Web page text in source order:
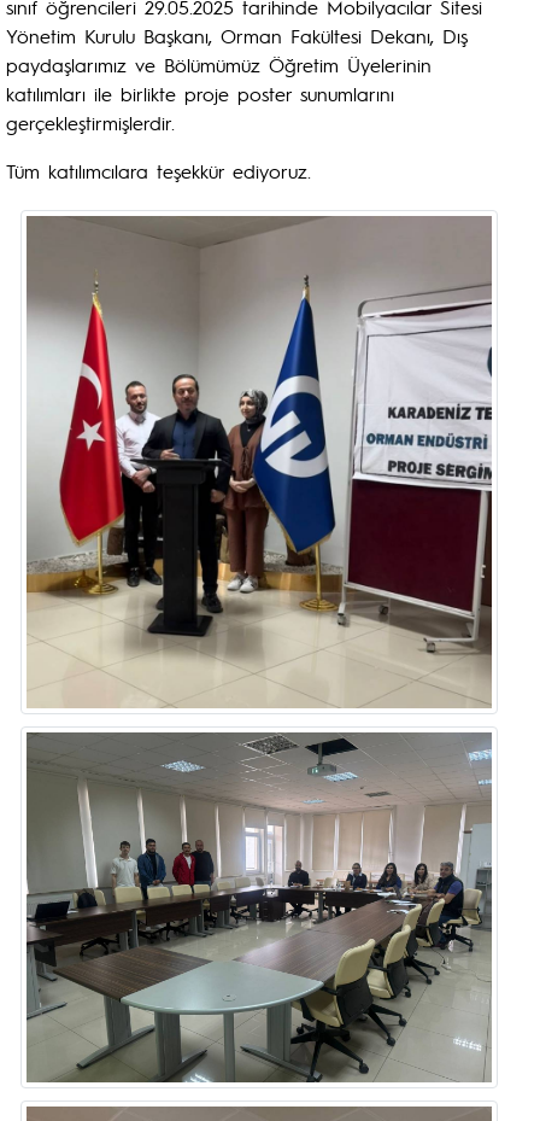
sınıf öğrencileri 29.05.2025 tarihinde Mobilyacılar Sitesi
Yönetim Kurulu Başkanı, Orman Fakültesi Dekanı, Dış
paydaşlarımız ve Bölümümüz Öğretim Üyelerinin
katılımları ile birlikte proje poster sunumlarını
gerçekleştirmişlerdir.
Tüm katılımcılara teşekkür ediyoruz.